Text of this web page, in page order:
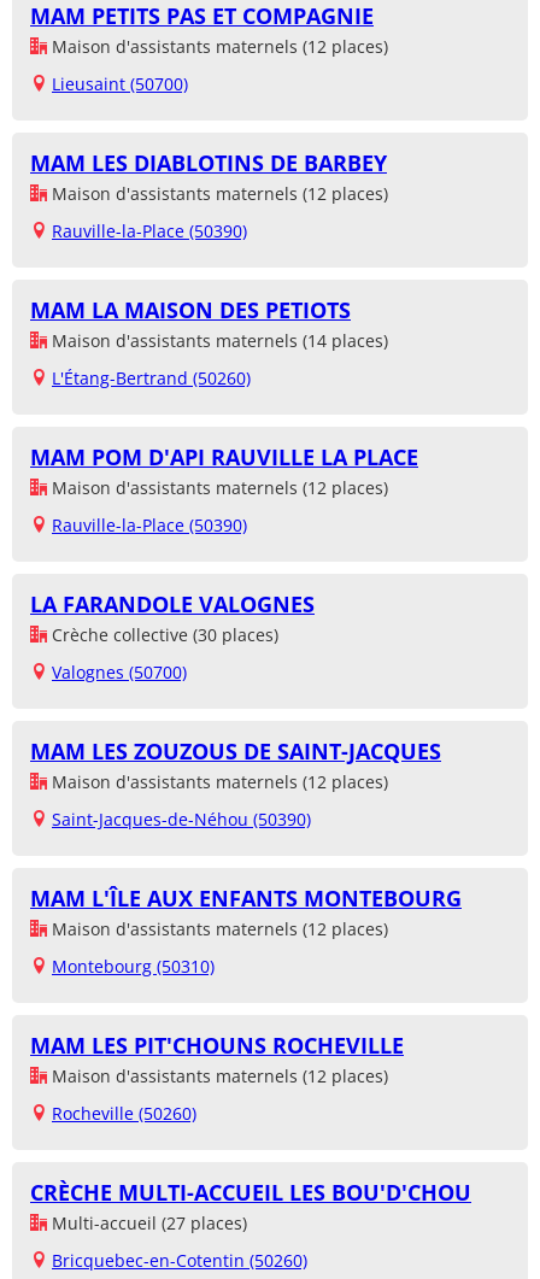
MAM PETITS PAS ET COMPAGNIE
Maison d'assistants maternels (12 places)
Lieusaint (50700)
MAM LES DIABLOTINS DE BARBEY
Maison d'assistants maternels (12 places)
Rauville-la-Place (50390)
MAM LA MAISON DES PETIOTS
Maison d'assistants maternels (14 places)
L'Étang-Bertrand (50260)
MAM POM D'API RAUVILLE LA PLACE
Maison d'assistants maternels (12 places)
Rauville-la-Place (50390)
LA FARANDOLE VALOGNES
Crèche collective (30 places)
Valognes (50700)
MAM LES ZOUZOUS DE SAINT-JACQUES
Maison d'assistants maternels (12 places)
Saint-Jacques-de-Néhou (50390)
MAM L'ÎLE AUX ENFANTS MONTEBOURG
Maison d'assistants maternels (12 places)
Montebourg (50310)
MAM LES PIT'CHOUNS ROCHEVILLE
Maison d'assistants maternels (12 places)
Rocheville (50260)
CRÈCHE MULTI-ACCUEIL LES BOU'D'CHOU
Multi-accueil (27 places)
Bricquebec-en-Cotentin (50260)